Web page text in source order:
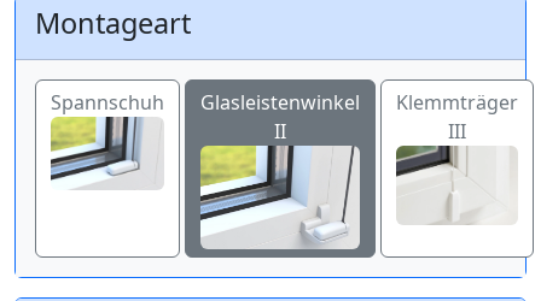
Montageart
Spannschuh
Glasleistenwinkel
II
Klemmträger
III